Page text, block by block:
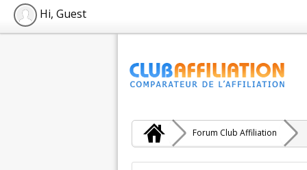
Hi, Guest
Forum Club Affiliation